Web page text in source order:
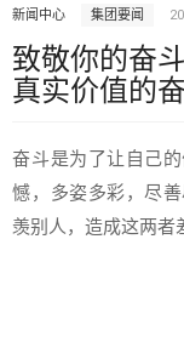
新闻中心 集团要闻
致敬你的奋
真实价值的
奋斗是为了让自己
憾，多姿多彩，尽
羡别人，造成这两者